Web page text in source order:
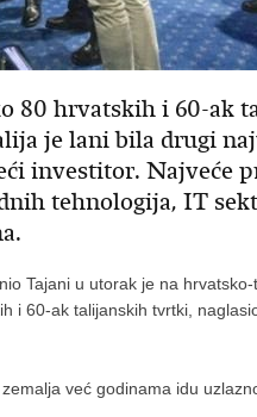
80 hrvatskih i 60-ak
je lani bila drugi
investitor. Najveće
tehnologija, IT
Tajani u utorak je na
i 60-ak talijanskih tvrtki,
već godinama idu